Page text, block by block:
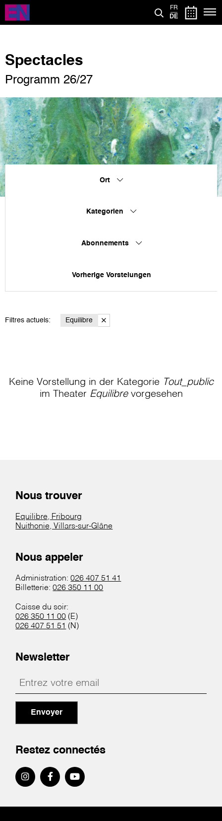
Direkt
zum
Inhalt
FR
DE
Spectacles
Programm 26/27
Ort
Kategorien
Abonnements
Vorherige Vorstelungen
Filtres actuels: Equilibre
Keine Vorstellung in der Kategorie Tout_public
im Theater Equilibrevorgesehen
Nous trouver
Equilibre, Fribourg
Nuithonie, Villars-sur-Glâne
Nous appeler
Administration:026 407 51 41
Billetterie:026 350 11 00
Caisse du soir:
026 350 11 00 (E)
026 407 51 51 (N)
Newsletter
Envoyer
Restez connectés